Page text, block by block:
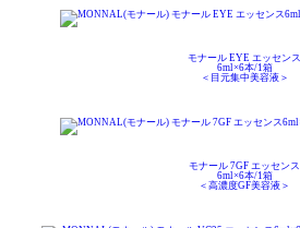
モナール EYE エッセンス
6ml×6本/1箱
＜目元集中美容液＞
モナール 7GF エッセンス
6ml×6本/1箱
＜高濃度GF美容液＞